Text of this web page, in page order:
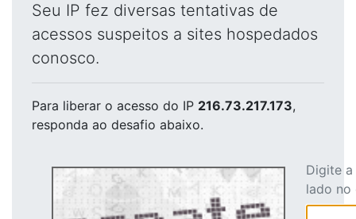
Seu IP fez diversas tentativas de
acessos suspeitos a sites hospedados
conosco.
Para liberar o acesso do IP 216.73.217.173,
responda ao desafio abaixo.
Digite
lado no